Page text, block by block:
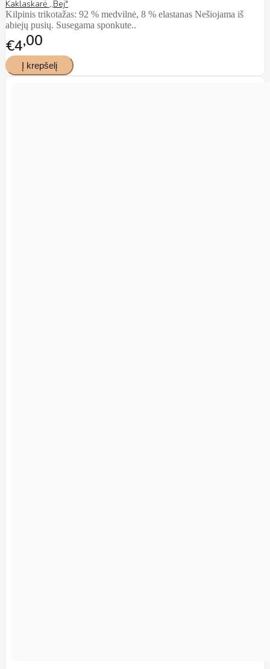
Kaklaskarė ,,Bej"
Kilpinis trikotažas: 92 % medvilnė, 8 % elastanas Nešiojama iš
abiejų pusių. Susegama sponkute..
€4 00